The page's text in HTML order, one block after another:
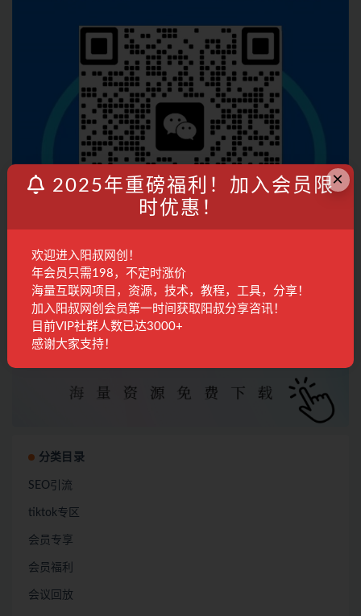
加入会员
分类目录
SEO引流
tiktok专区
会员专享
会员福利
会议回放
×
2025年重磅福利！加入会员限
时优惠！
欢迎进入阳叔网创！
年会员只需198，不定时涨价
海量互联网项目，资源，技术，教程，工具，分享！
加入阳叔网创会员第一时间获取阳叔分享咨讯！
目前VIP社群人数已达3000+
感谢大家支持！